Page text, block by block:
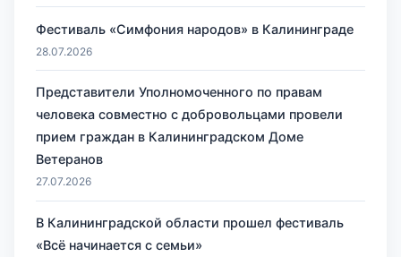
Фестиваль «Симфония народов» в Калининграде
28.07.2026
Представители Уполномоченного по правам
человека совместно с добровольцами провели
прием граждан в Калининградском Доме
Ветеранов
27.07.2026
В Калининградской области прошел фестиваль
«Всё начинается с семьи»